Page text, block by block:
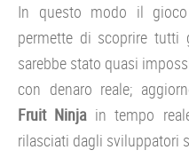
In questo modo il
permette di scoprire tutti
sarebbe stato quasi
con denaro reale;
Fruit Ninja in tempo
rilasciati dagli sviluppatori